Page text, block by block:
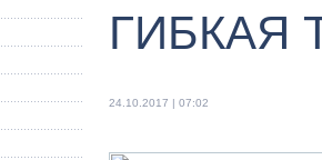
ГИБКАЯ
24.10.2017 | 07:02